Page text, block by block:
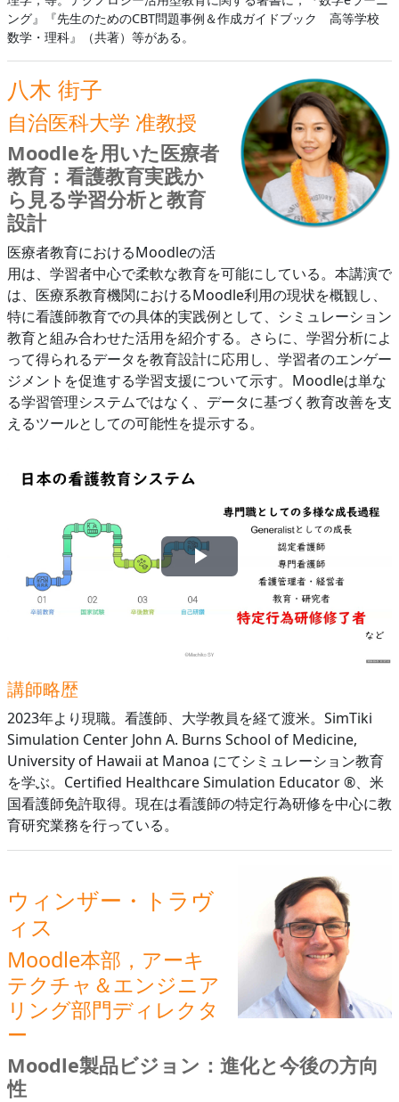
ング』『先生のためのCBT問題事例＆作成ガイドブック 高等学校
数学・理科』（共著）等がある。
八木 街子
自治医科大学 准教授
Moodleを用いた医療者
教育：看護教育実践か
ら見る学習分析と教育
設計
医療者教育におけるMoodleの活
用は、学習者中心で柔軟な教育を可能にしている。本講演で
は、医療系教育機関におけるMoodle利用の現状を概観し、
特に看護師教育での具体的実践例として、シミュレーション
教育と組み合わせた活用を紹介する。さらに、学習分析によ
って得られるデータを教育設計に応用し、学習者のエンゲー
ジメントを促進する学習支援について示す。Moodleは単な
る学習管理システムではなく、データに基づく教育改善を支
えるツールとしての可能性を提示する。
ビ
デ
オ
再
生
す
る
講師略歴
2023年より現職。看護師、大学教員を経て渡米。SimTiki
Simulation Center John A. Burns School of Medicine,
University of Hawaii at Manoa にてシミュレーション教育
を学ぶ。Certified Healthcare Simulation Educator ®︎、米
国看護師免許取得。現在は看護師の特定行為研修を中心に教
育研究業務を行っている。
ウィンザー・トラヴ
ィス
Moodle本部，アーキ
テクチャ＆エンジニア
リング部門ディレクタ
ー
Moodle製品ビジョン：進化と今後の方向
性